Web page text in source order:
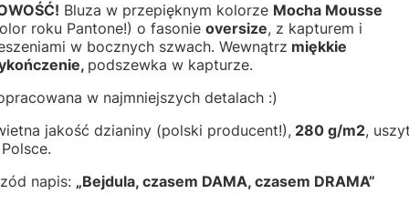
Bluza w przepięknym kolorze Mocha Mousse
roku Pantone!) o fasonie oversize, z kapturem i
w bocznych szwach. Wewnątrz miękkie
podszewka w kapturze.
w najmniejszych detalach :)
jakość dzianiny (polski producent!), 280 g/m2,
napis: „Bejdula, czasem DAMA, czasem DRAMA”